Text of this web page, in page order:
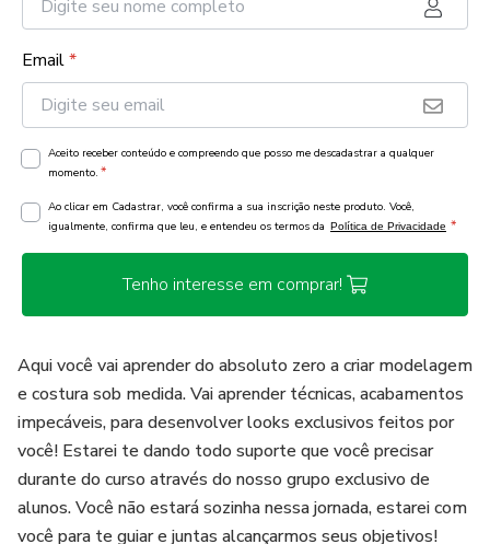
Email*
Aceito receber conteúdo e compreendo que posso me descadastrar a qualquer
momento. *
Ao clicar em Cadastrar, você confirma a sua inscrição neste produto. Você,
igualmente, confirma que leu, e entendeu os termos da Política de Privacidade *
Tenho interesse em comprar!
Aqui você vai aprender do absoluto zero a criar modelagem
e costura sob medida. Vai aprender técnicas, acabamentos
impecáveis, para desenvolver looks exclusivos feitos por
você! Estarei te dando todo suporte que você precisar
durante do curso através do nosso grupo exclusivo de
alunos. Você não estará sozinha nessa jornada, estarei com
você para te guiar e juntas alcançarmos seus objetivos!